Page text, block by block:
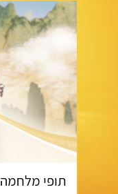
תופי מלחמה